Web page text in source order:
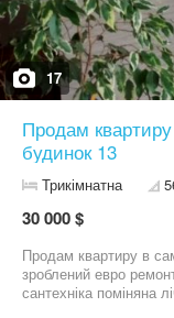
17
Продам
будинок 13
Трикімнатна
30 000 $
Продам квартиру в
зроблений евро
сантехніка поміняна